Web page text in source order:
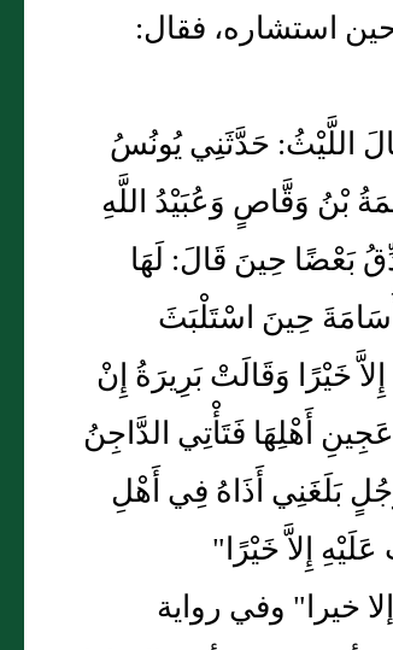
استشاره، فقال:
اللَّيْثُ: حَدَّثَنِي يُونُسُ
بْنُ وَقَّاصٍ وَعُبَيْدُ اللَّهِ
بَعْضًا حِينَ قَالَ: لَهَا
حِينَ اسْتَلْبَثَ
خَيْرًا وَقَالَتْ بَرِيرَةُ إِنْ
أَهْلِهَا فَتَأْتِي الدَّاجِنُ
بَلَغَنِي أَذَاهُ فِي أَهْلِ
إِلاَّ خَيْرًا"
خيرا" وفي رواية